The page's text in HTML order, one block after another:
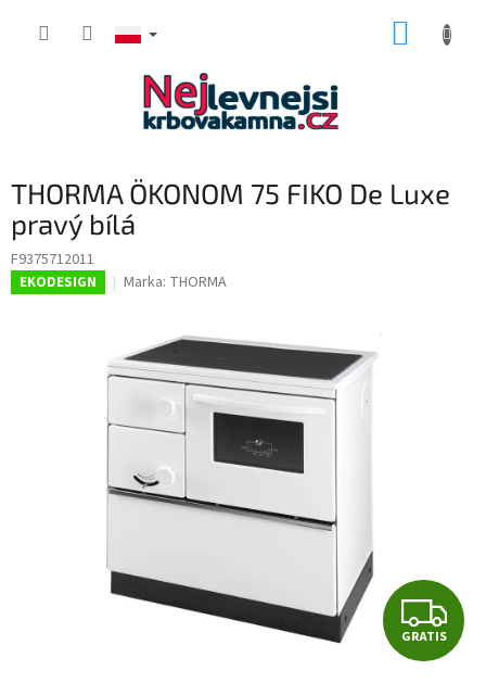
THORMA ÖKONOM 75 FIKO De Luxe
pravý bílá
F9375712011
EKODESIGN Marka: THORMA
G
R
GRATIS